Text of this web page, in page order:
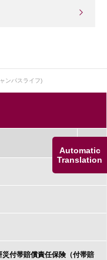
Automatic
Translation
ンパスライフ)
付帯賠償責任保険（付帯賠